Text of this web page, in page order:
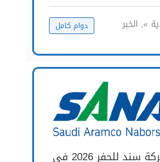
», الخبر دوام كامل
وظائف شركة سند للحفر 2026 في